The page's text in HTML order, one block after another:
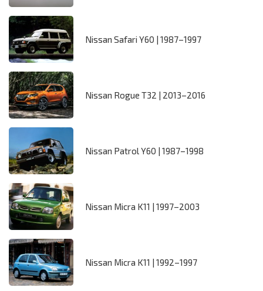
Nissan Safari Y60 | 1987–1997
Nissan Rogue T32 | 2013–2016
Nissan Patrol Y60 | 1987–1998
Nissan Micra K11 | 1997–2003
Nissan Micra K11 | 1992–1997